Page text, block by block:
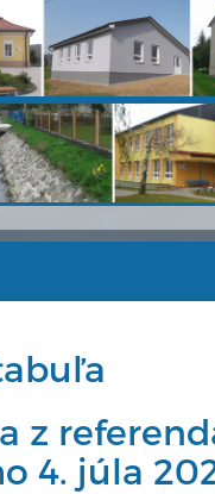
z
4. júla